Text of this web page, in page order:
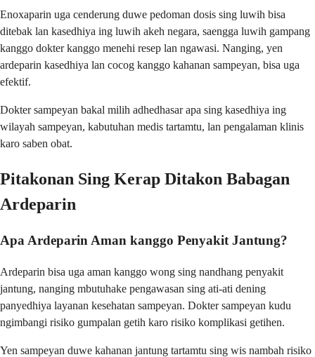
Enoxaparin uga cenderung duwe pedoman dosis sing luwih bisa
ditebak lan kasedhiya ing luwih akeh negara, saengga luwih gampang
kanggo dokter kanggo menehi resep lan ngawasi. Nanging, yen
ardeparin kasedhiya lan cocog kanggo kahanan sampeyan, bisa uga
efektif.
Dokter sampeyan bakal milih adhedhasar apa sing kasedhiya ing
wilayah sampeyan, kabutuhan medis tartamtu, lan pengalaman klinis
karo saben obat.
Pitakonan Sing Kerap Ditakon Babagan
Ardeparin
Apa Ardeparin Aman kanggo Penyakit Jantung?
Ardeparin bisa uga aman kanggo wong sing nandhang penyakit
jantung, nanging mbutuhake pengawasan sing ati-ati dening
panyedhiya layanan kesehatan sampeyan. Dokter sampeyan kudu
ngimbangi risiko gumpalan getih karo risiko komplikasi getihen.
Yen sampeyan duwe kahanan jantung tartamtu sing wis nambah risiko